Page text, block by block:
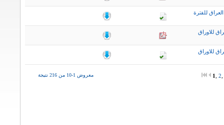
للفترة
للاوراق
للاوراق
معروض 1-10 من 216 نتيجة 1 2